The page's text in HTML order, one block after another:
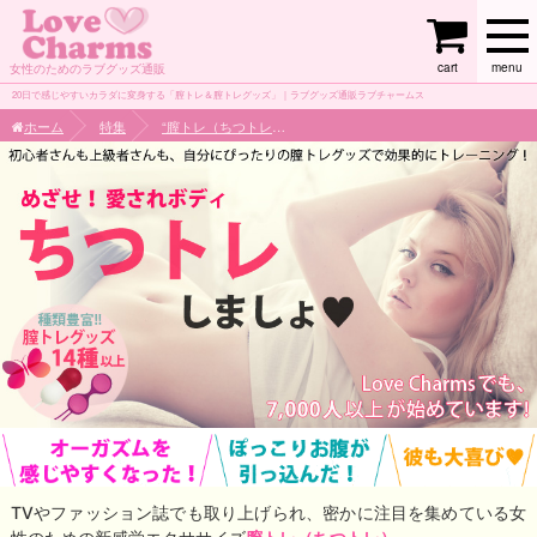
女性のためのラブグッズ通販 menu
cart
20日で感じやすいカラダに変身する「膣トレ＆膣トレグッズ」｜ラブグッズ通販ラブチャームス
ホーム 特集
TVやファッション誌でも取り上げられ、密かに注目を集めている女